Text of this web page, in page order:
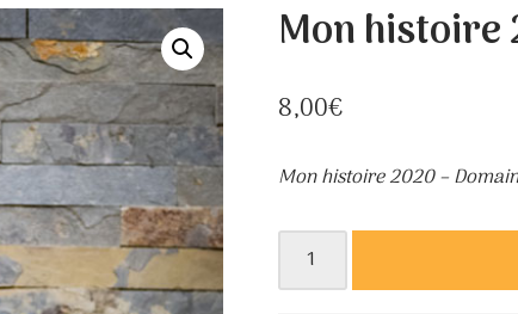
Mon histoire
8,00€
Mon histoire 2020 –